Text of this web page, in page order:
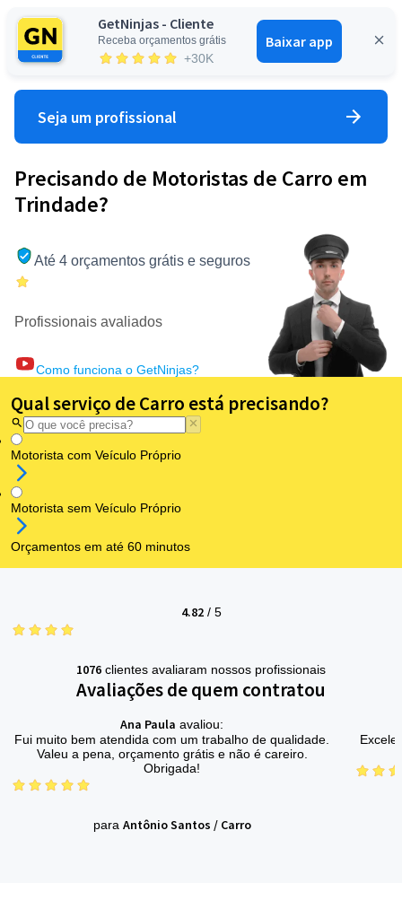
GetNinjas - Cliente
Receba orçamentos grátis
+30K
Baixar app
Entrar
Seja um profissional
Precisando de Motoristas de Carro em
Trindade?
Até 4 orçamentos grátis e seguros
Profissionais avaliados
Como funciona o GetNinjas?
Qual serviço de Carro está precisando?
Motorista com Veículo Próprio
Motorista sem Veículo Próprio
Orçamentos em até 60 minutos
4.82/ 5
1076 clientes avaliaram nossos profissionais
Avaliações de quem contratou
Ana Paula avaliou:
Fui muito bem atendida com um trabalho de qualidade.
Valeu a pena, orçamento grátis e não é careiro.
Obrigada!
para Antônio Santos / Carro